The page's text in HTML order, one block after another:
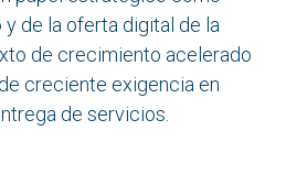
de la oferta digital de la
de crecimiento acelerado
creciente exigencia en
de servicios.